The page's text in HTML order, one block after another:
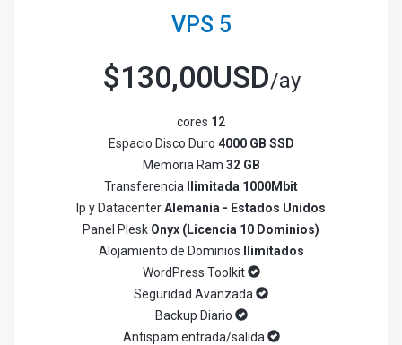
VPS 5
$130,00USD/ay
cores 12
Espacio Disco Duro 4000 GB SSD
Memoria Ram 32 GB
Transferencia
Ilimitada 1000Mbit
Ip y DatacenterAlemania - Estados Unidos
Panel Plesk Onyx (Licencia 10 Dominios)
Alojamiento de Dominios Ilimitados
WordPress Toolkit
Seguridad Avanzada
Backup Diario
Antispam entrada/salida